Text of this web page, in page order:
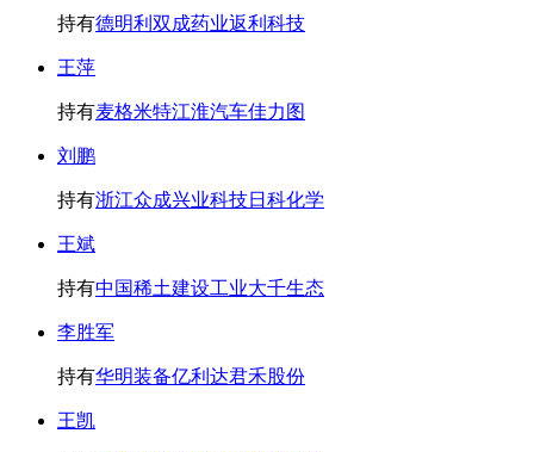
持有德明利 双成药业返利科技
王萍
持有麦格米特江淮汽车佳力图
刘鹏
持有浙江众成兴业科技日科化学
王斌
持有中国稀土建设工业大千生态
李胜军
持有华明装备亿利达君禾股份
王凯